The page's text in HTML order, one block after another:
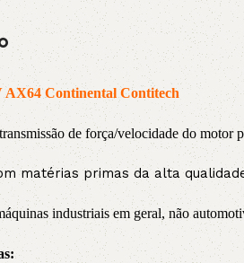
AX64 Continental Contitech
de força/velocidade do
matérias primas da alta
industriais em geral, não